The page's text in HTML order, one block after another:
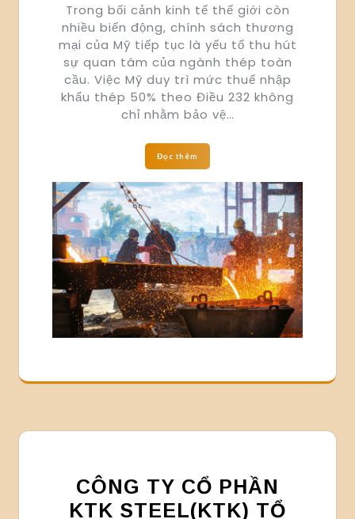
Trong bối cảnh kinh tế thế giới còn
nhiều biến động, chính sách thương
mại của Mỹ tiếp tục là yếu tố thu hút
sự quan tâm của ngành thép toàn
cầu. Việc Mỹ duy trì mức thuế nhập
khẩu thép 50% theo Điều 232 không
chỉ nhằm bảo vệ…
Đọc thêm
CÔNG TY CỔ PHẦN
KTK STEEL(KTK) TỔ